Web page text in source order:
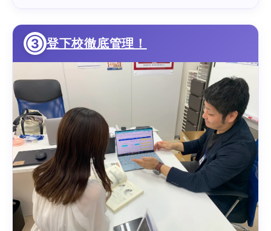
③登下校徹底管理！